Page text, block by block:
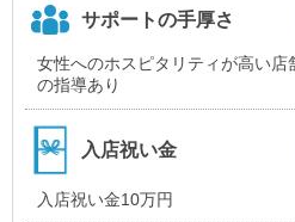
サポートの手厚さ
女性へのホスピタリティが高い
の指導あり
入店祝い金
入店祝い金10万円